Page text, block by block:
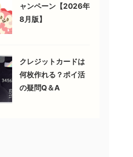
ャンペーン【2026年
8月版】
クレジットカードは
何枚作れる？ポイ活
の疑問Q＆A